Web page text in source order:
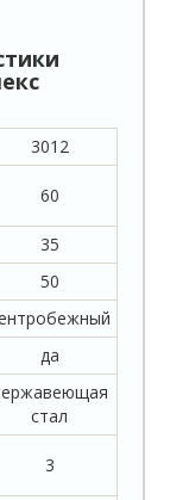
3012
60
35
50
да
стал
3